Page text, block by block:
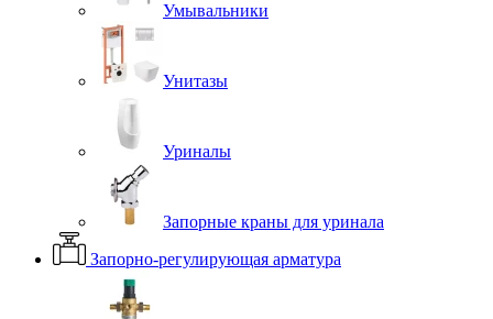
Умывальники
Унитазы
Уриналы
Запорные краны для уринала
Запорно-регулирующая арматура